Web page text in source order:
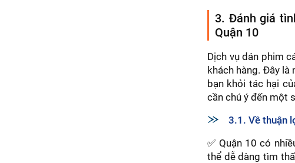
3. Đánh giá
Quận 10
Dịch vụ dán phim
khách hàng. Đây là
bạn khỏi tác hại
cần chú ý đến một
3.1. Về thuận
✅ Quận 10 có
thể dễ dàng tìm